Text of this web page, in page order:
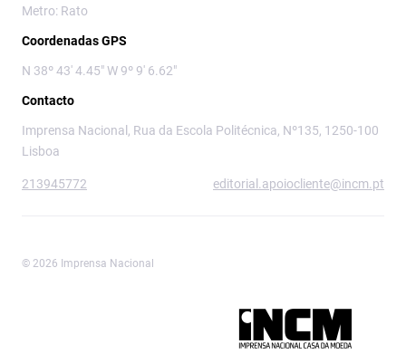
Metro: Rato
Coordenadas GPS
N 38º 43' 4.45" W 9º 9' 6.62"
Contacto
Imprensa Nacional, Rua da Escola Politécnica, Nº135, 1250-100
Lisboa
213945772 editorial.apoiocliente@incm.pt
© 2026 Imprensa Nacional